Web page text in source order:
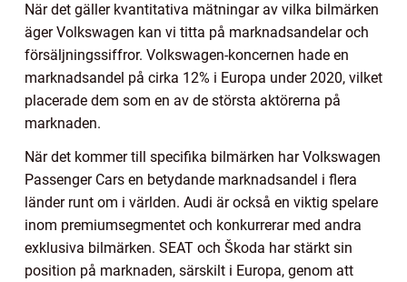
När det gäller kvantitativa mätningar av vilka bilmärken
äger Volkswagen kan vi titta på marknadsandelar och
försäljningssiffror. Volkswagen-koncernen hade en
marknadsandel på cirka 12% i Europa under 2020, vilket
placerade dem som en av de största aktörerna på
marknaden.
När det kommer till specifika bilmärken har Volkswagen
Passenger Cars en betydande marknadsandel i flera
länder runt om i världen. Audi är också en viktig spelare
inom premiumsegmentet och konkurrerar med andra
exklusiva bilmärken. SEAT och Škoda har stärkt sin
position på marknaden, särskilt i Europa, genom att